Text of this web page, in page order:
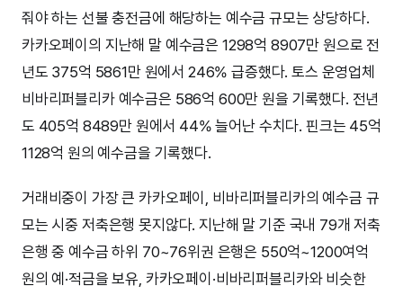
줘야 하는 선불 충전금에 해당하는 예수금 규모는 상당하다.
카카오페이의 지난해 말 예수금은 1298억 8907만 원으로 전
년도 375억 5861만 원에서 246% 급증했다. 토스 운영업체
비바리퍼블리카 예수금은 586억 600만 원을 기록했다. 전년
도 405억 8489만 원에서 44% 늘어난 수치다. 핀크는 45억
1128억 원의 예수금을 기록했다.
거래비중이 가장 큰 카카오페이, 비바리퍼블리카의 예수금 규
모는 시중 저축은행 못지않다. 지난해 말 기준 국내 79개 저축
은행 중 예수금 하위 70~76위권 은행은 550억~1200여억
원의 예·적금을 보유, 카카오페이·비바리퍼블리카와 비슷한